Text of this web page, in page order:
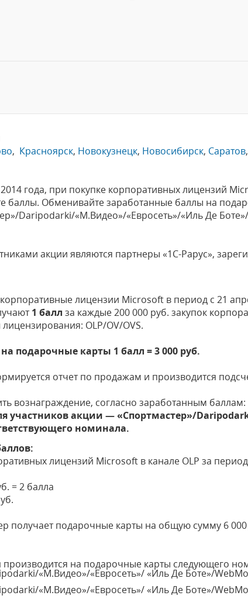
, Красноярск, Новокузнецк, Новосибирск, Саратов,
года, при покупке корпоративных лицензий
баллы. Обменивайте заработанные баллы на
Daripodarki/«М.Видео»/«Евросеть»/«Иль Де
акции являются партнеры «1С-Рарус»,
лицензии Microsoft в период с 21
1 балл за каждые 200 000 руб. закупок
OLP/OV/OVS.
подарочные карты 1 балл = 3 000 руб.
отчет по продажам и производится
вознаграждение, согласно заработанным баллам:
участников акции — «Спортмастер»/
номинала.
лицензий Microsoft в канале OLP за
= 2 балла
получает подарочные карты на общую сумму 6 000
на подарочные карты следующего
«М.Видео»/«Евросеть»/ «Иль Де Боте»/
«М.Видео»/«Евросеть»/ «Иль Де Боте»/